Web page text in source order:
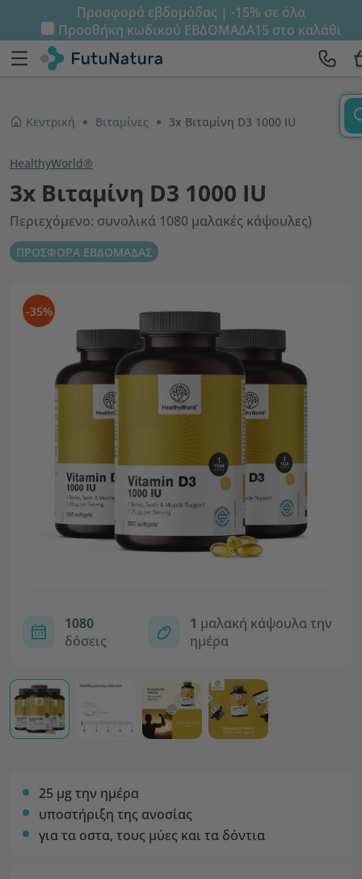
Προσφορά εβδομάδας | -15% σε όλα
Προσθήκη κωδικού ΕΒΔΟΜΑΔΑ15 στο καλάθι
Κεντρική Βιταμίνες 3x Βιταμίνη D3 1000 IU
HealthyWorld®
3x Βιταμίνη D3 1000 IU
Περιεχόμενο: συνολικά 1080 μαλακές κάψουλες)
ΠΡΟΣΦΟΡΑ ΕΒΔΟΜΑΔΑΣ
-35%
1080
δόσεις
1 μαλακή κάψουλα την
ημέρα
25 µg την ημέρα
υποστήριξη της ανοσίας
για τα οστα, τους μύες και τα δόντια